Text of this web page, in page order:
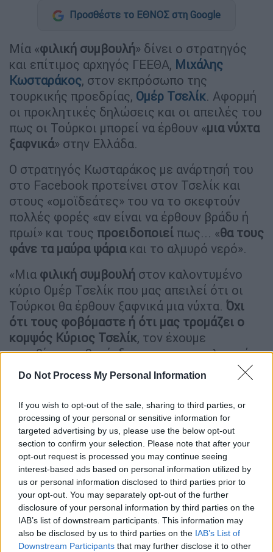
Do Not Process My Personal Information
If you wish to opt-out of the sale, sharing to third parties, or
processing of your personal or sensitive information for
targeted advertising by us, please use the below opt-out
section to confirm your selection. Please note that after your
opt-out request is processed you may continue seeing
interest-based ads based on personal information utilized by
us or personal information disclosed to third parties prior to
your opt-out. You may separately opt-out of the further
disclosure of your personal information by third parties on the
IAB’s list of downstream participants. This information may
also be disclosed by us to third parties on the IAB’s List of
Downstream Participants that may further disclose it to other
Προσθέστε το ΕΘΝΟΣ στη Google
Μία «φιλική συμβουλή» δίνει ο στρατηγός
και επίτιμος αρχηγός ΓΕΕΘΑ, Μιχάλης
Κωσταράκος, στον εκπρόσωπο της
τουρκικής προεδρίας, Ομέρ Τσελίκ. Αφορμή
οι προκλητικές δηλώσεις και οι απειλές του
πως οι Τούρκοι μπορεί να έρθουν «μια νύχτα
ξαφνικά» στην Ελλάδα.
Ο στρατηγός Κωσταράκος με ανάρτησή του
στο Facebook προτείνει στον Τσελίκ και
στους «ομοϊδεάτες» του να το σκεφτούν
πολλές φορές «αν είναι να έρθουν βράδυ ή
πρωί» και τους προειδοποιεί πως... «θα τους
φάνε τα μαύρα ψάριακαι το αλμυρό νερό».
«Μια φιλική συμβουλή στον καλοντυμένο
κύριο Ομέρ Τσελίκ που μας απειλεί ότι οι
Τούρκοι θα έρθουν ξαφνικά μια νύχτα. Όχι
ότι τους φοβόμαστε ή ότι μας τρομάζει ο
κομψός Κύριος Τσελίκ, τον έχουμε
συνηθίσει με βαρύγδουπες και προκλητικές
δηλώσεις, εξ άλλου ένας απλός εκπρόσωπος
κόμματος που αντιπροσωπεύει τον εαυτό
του και τους ομοϊδεάτες του είναι,αν όμως
είναι να έρθει βράδυ ή πρωί, με τον τρόπο
που ενεργούν και επιχειρούν στην
μεγαλειώδη άσκηση τους ΕΦΕΣ 2022, τότε
θα τους συμβούλευα όλους και τον Κύριο
Τσελίκ και όσους συμμερίζονται τις απόψεις
τουνα το σκεφτούν πολλές φορές, γιατί
όπως λέει και το τραγούδι (ίσως το
γνωρίζει) "θα τους φάνε τα μαύρα ψάρια και
το αλμυρό νερό", χώρια που πρέπει να